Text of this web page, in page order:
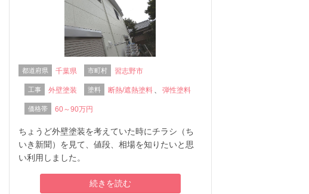
都道府県 千葉県 市町村 習志野市
工事 外壁塗装 塗料 断熱/遮熱塗料 、 弾性塗料
価格帯 60～90万円
ちょうど外壁塗装を考えていた時にチラシ（ち
いき新聞）を見て、値段、相場を知りたいと思
い利用しました。
続きを読む